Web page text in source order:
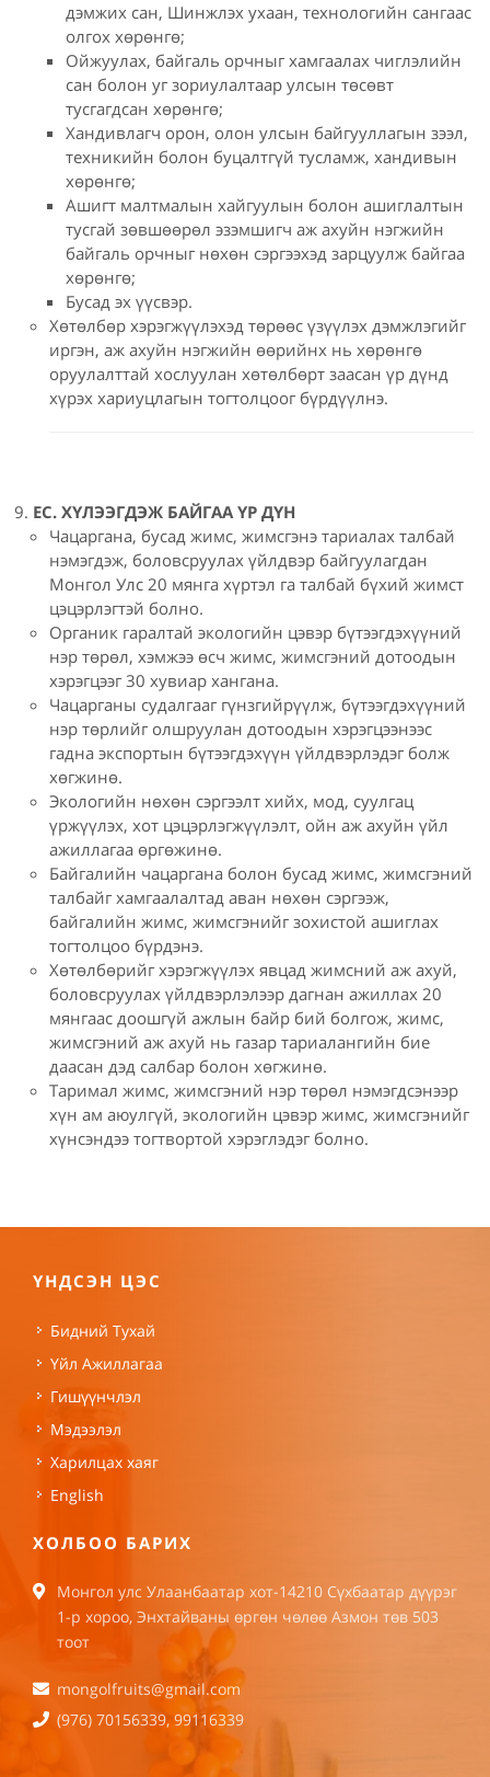
дэмжих сан, Шинжлэх ухаан, технологийн сангаас
олгох хөрөнгө;
Ойжуулах, байгаль орчныг хамгаалах чиглэлийн
сан болон уг зориулалтаар улсын төсөвт
тусгагдсан хөрөнгө;
Хандивлагч орон, олон улсын байгууллагын зээл,
техникийн болон буцалтгүй тусламж, хандивын
хөрөнгө;
Ашигт малтмалын хайгуулын болон ашиглалтын
тусгай зөвшөөрөл эзэмшигч аж ахуйн нэгжийн
байгаль орчныг нөхөн сэргээхэд зарцуулж байгаа
хөрөнгө;
Бусад эх үүсвэр.
Хөтөлбөр хэрэгжүүлэхэд төрөөс үзүүлэх дэмжлэгийг
иргэн, аж ахуйн нэгжийн өөрийнх нь хөрөнгө
оруулалттай хослуулан хөтөлбөрт заасан үр дүнд
хүрэх хариуцлагын тогтолцоог бүрдүүлнэ.
ЕС. ХҮЛЭЭГДЭЖ БАЙГАА ҮР ДҮН
Чацаргана, бусад жимс, жимсгэнэ тариалах талбай
нэмэгдэж, боловсруулах үйлдвэр байгуулагдан
Монгол Улс 20 мянга хүртэл га талбай бүхий жимст
цэцэрлэгтэй болно.
Органик гаралтай экологийн цэвэр бүтээгдэхүүний
нэр төрөл, хэмжээ өсч жимс, жимсгэний дотоодын
хэрэгцээг 30 хувиар хангана.
Чацарганы судалгааг гүнзгийрүүлж, бүтээгдэхүүний
нэр төрлийг олшруулан дотоодын хэрэгцээнээс
гадна экспортын бүтээгдэхүүн үйлдвэрлэдэг болж
хөгжинө.
Экологийн нөхөн сэргээлт хийх, мод, суулгац
үржүүлэх, хот цэцэрлэгжүүлэлт, ойн аж ахуйн үйл
ажиллагаа өргөжинө.
Байгалийн чацаргана болон бусад жимс, жимсгэний
талбайг хамгаалалтад аван нөхөн сэргээж,
байгалийн жимс, жимсгэнийг зохистой ашиглах
тогтолцоо бүрдэнэ.
Хөтөлбөрийг хэрэгжүүлэх явцад жимсний аж ахуй,
боловсруулах үйлдвэрлэлээр дагнан ажиллах 20
мянгаас доошгүй ажлын байр бий болгож, жимс,
жимсгэний аж ахуй нь газар тариалангийн бие
даасан дэд салбар болон хөгжинө.
Таримал жимс, жимсгэний нэр төрөл нэмэгдсэнээр
хүн ам аюулгүй, экологийн цэвэр жимс, жимсгэнийг
хүнсэндээ тогтвортой хэрэглэдэг болно.
ҮНДСЭН ЦЭС
Бидний Тухай
Үйл Ажиллагаа
Гишүүнчлэл
Мэдээлэл
Харилцах хаяг
English
ХОЛБОО БАРИХ
Монгол улс Улаанбаатар хот-14210 Сүхбаатар дүүрэг
1-р хороо, Энхтайваны өргөн чөлөө Азмон төв 503
тоот
mongolfruits@gmail.com
(976) 70156339, 99116339